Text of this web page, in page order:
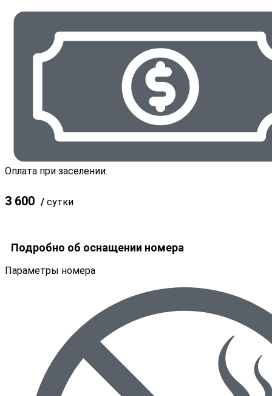
Оплата при заселении.
3 600 / сутки
Подробно об оснащении номера
Параметры номера